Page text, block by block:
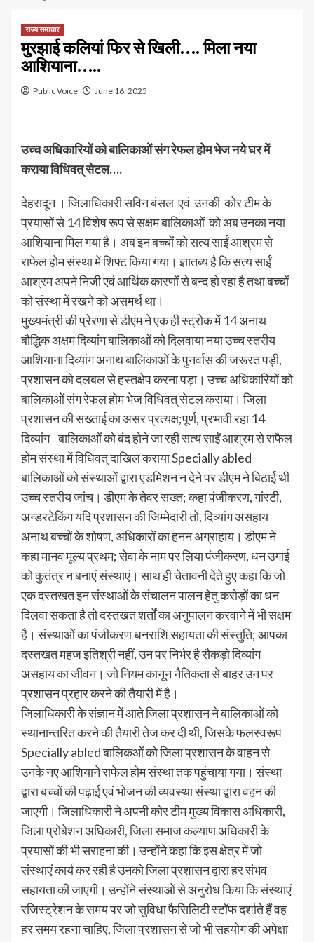
राज्य समाचार
मुरझाई कलियां फिर से खिली…. मिला नया
आशियाना…..
Public Voice June 16, 2025
उच्च अधिकारियों को बालिकाओं संग रेफल होम भेज नये घर में
कराया विधिवत् सेटल….
देहरादून । जिलाधिकारी सविन बंसल एवं उनकी कोर टीम के
प्रयासों से 14 विशेष रूप से सक्षम बालिकाओं को अब उनका नया
आशियाना मिल गया है। अब इन बच्चों को सत्य साईं आश्रम से
राफेल होम संस्था में शिफ्ट किया गया। ज्ञातब्य है कि सत्य साईं
आश्रम अपने निजी एवं आर्थिक कारणों से बन्द हो रहा है तथा बच्चों
को संस्था में रखने को असमर्थ था।
मुख्यमंत्री की प्रेरणा से डीएम ने एक ही स्ट्रोक में 14 अनाथ
बौद्धिक अक्षम दिव्यांग बालिकाओं को दिलवाया नया उच्च स्तरीय
आशियाना दिव्यांग अनाथ बालिकाओं के पुनर्वास की जरूरत पड़ी,
प्रशासन को दलबल से हस्तक्षेप करना पड़ा। उच्च अधिकारियों को
बालिकाओं संग रेफल होम भेज विधिवत् सेटल कराया। जिला
प्रशासन की सख्ताई का असर प्रत्यक्ष;पूर्ण, प्रभावी रहा 14
दिव्यांग बालिकाओं को बंद होने जा रही सत्य साईं आश्रम से राफैल
होम संस्था में विधिवत् दाखिल कराया Specially abled
बालिकाओं को संस्थाओं द्वारा एडमिशन न देने पर डीएम ने बिठाई थी
उच्च स्तरीय जांच। डीएम के तेवर सख्त; कहा पंजीकरण, गांरटी,
अन्डरटेकिंग यदि प्रशासन की जिम्मेदारी तो, दिव्यांग असहाय
अनाथ बच्चों के शोषण, अधिकारों का हनन अग्राहाय। डीएम ने
कहा मानव मूल्य प्रथम; सेवा के नाम पर लिया पंजीकरण, धन उगाई
को कुतंत्र न बनाएं संस्थाएं। साथ ही चेतावनी देते हुए कहा कि जो
एक दस्तखत इन संस्थाओं के संचालन पालन हेतु करोड़ों का धन
दिलवा सकता है तो दस्तखत शर्तों का अनुपालन करवाने में भी सक्षम
है। संस्थाओं का पंजीकरण धनराशि सहायता की संस्तुति; आपका
दस्तखत महज इतिश्री नहीं, उन पर निर्भर है सैकड़ो दिव्यांग
असहाय का जीवन। जो नियम कानून नैतिकता से बाहर उन पर
प्रशासन प्रहार करने की तैयारी में है।
जिलाधिकारी के संज्ञान में आते जिला प्रशासन ने बालिकाओं को
स्थानान्तरित करने की तैयारी तेज कर दी थी, जिसके फलस्वरूप
Specially abled बालिकओं को जिला प्रशासन के वाहन से
उनके नए आशियाने राफेल होम संस्था तक पहुंचाया गया। संस्था
द्वारा बच्चों की पढ़ाई एवं भोजन की व्यवस्था संस्था द्वारा वहन की
जाएगी। जिलाधिकारी ने अपनी कोर टीम मुख्य विकास अधिकारी,
जिला प्रोबेशन अधिकारी, जिला समाज कल्याण अधिकारी के
प्रयासों की भी सराहना की। उन्होंने कहा कि इस क्षेत्र में जो
संस्थाएं कार्य कर रही है उनको जिला प्रशासन द्वारा हर संभव
सहायता की जाएगी। उन्होंने संस्थाओं से अनुरोध किया कि संस्थाएं
रजिस्ट्रेशन के समय पर जो सुविधा फैसिलिटी स्टॉफ दर्शाते हैं वह
हर समय रहना चाहिए, जिला प्रशासन से जो भी सहयोग की अपेक्षा